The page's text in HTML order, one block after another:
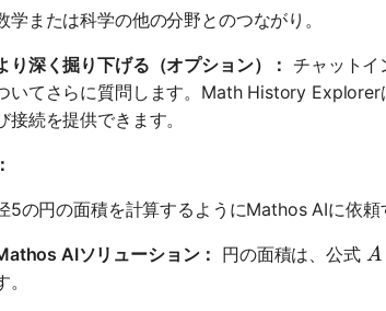
学または科学の他の分野とのつながり。
り深く掘り下げる（オプション）： チャットイ
いてさらに質問します。Math History Explorer
接続を提供できます。
5の円の面積を計算するようにMathos AIに依頼
AIソリューション： 円の面積は、公式 A
A
。